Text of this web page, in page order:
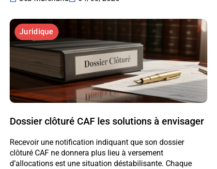
Juridique
Dossier clôturé CAF les solutions à envisager
Recevoir une notification indiquant que son dossier
clôturé CAF ne donnera plus lieu à versement
d’allocations est une situation déstabilisante. Chaque